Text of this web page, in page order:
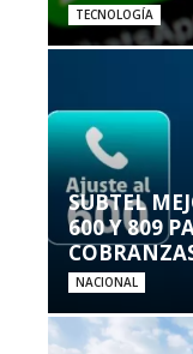
TECNOLOGÍA
SUBTEL
600 Y 809
NACIONAL